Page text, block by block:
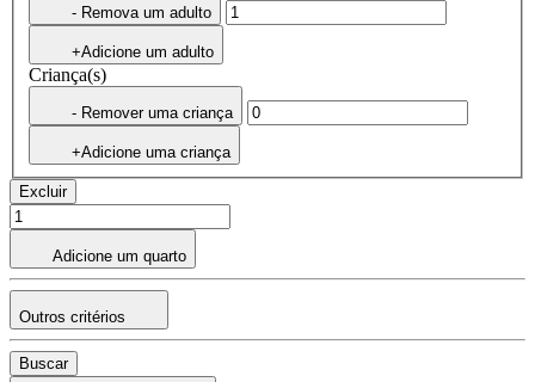
- Remova um adulto
+Adicione um adulto
Criança(s)
- Remover uma criança
+Adicione uma criança
Excluir
Adicione um quarto
Outros critérios
Buscar